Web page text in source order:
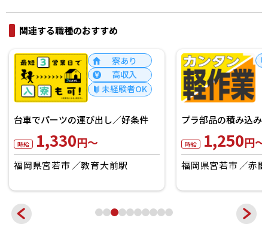
関連する職種のおすすめ
寮あり
高収入
未経験者OK
台車でパーツの運び出し／好条件
時給 1,330円～
福岡県宮若市 教育大前駅
プラ部品の積み込み
時給 1,250円～
福岡県宮若市 赤